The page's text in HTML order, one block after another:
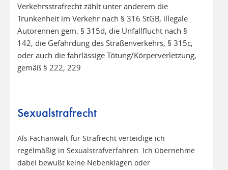
Verkehrsstrafrecht zählt unter anderem die
Trunkenheit im Verkehr nach § 316 StGB, illegale
Autorennen gem. § 315d, die Unfallflucht nach §
142, die Gefährdung des Straßenverkehrs, § 315c,
oder auch die fahrlässige Tötung/Körperverletzung,
gemäß § 222, 229
Sexualstrafrecht
Als Fachanwalt für Strafrecht verteidige ich
regelmäßig in Sexualstrafverfahren. Ich übernehme
dabei bewußt keine Nebenklagen oder